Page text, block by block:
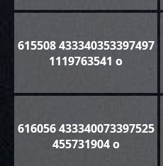
615508 433340353397497
1119763541 o
616056 433340073397525
455731904 o